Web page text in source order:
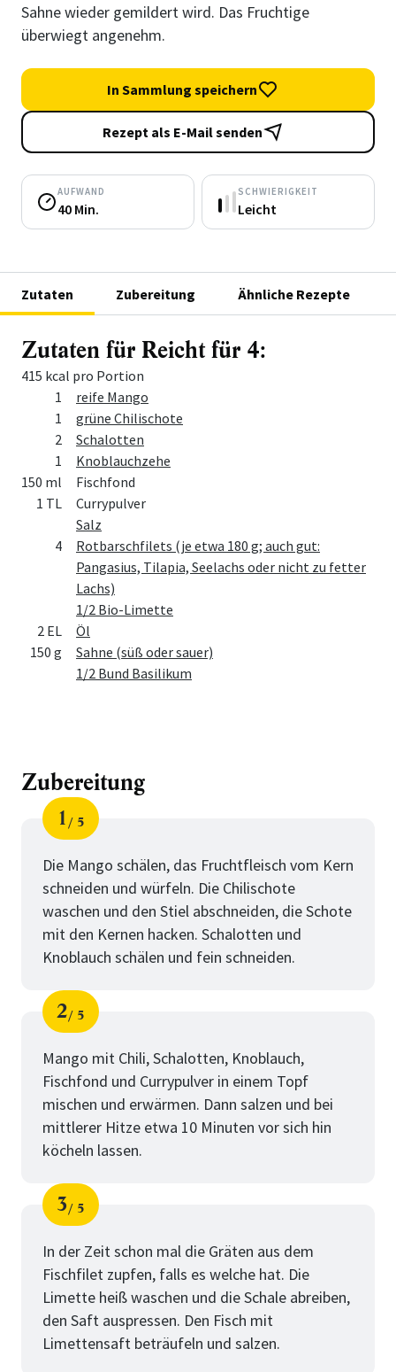
Sahne wieder gemildert wird. Das Fruchtige
überwiegt angenehm.
In Sammlung speichern
Rezept als E-Mail senden
AUFWAND
40 Min.
SCHWIERIGKEIT
Leicht
Zutaten Zubereitung Ähnliche Rezepte
Zutaten für Reicht für 4:
415 kcal pro Portion
Menge Zutat
1
reife Mango
1
grüne Chilischote
2
Schalotten
1
Knoblauchzehe
150 ml
Fischfond
1 TL
Currypulver
Salz
4
Rotbarschfilets (je etwa 180 g; auch gut:
Pangasius, Tilapia, Seelachs oder nicht zu fetter
Lachs)
1/2 Bio-Limette
2 EL
Öl
150 g
Sahne (süß oder sauer)
1/2 Bund Basilikum
Zubereitung
Schritt
1
von
5
Die Mango schälen, das Fruchtfleisch vom Kern
schneiden und würfeln. Die Chilischote
waschen und den Stiel abschneiden, die Schote
mit den Kernen hacken. Schalotten und
Knoblauch schälen und fein schneiden.
Schritt
2
von
5
Mango mit Chili, Schalotten, Knoblauch,
Fischfond und Currypulver in einem Topf
mischen und erwärmen. Dann salzen und bei
mittlerer Hitze etwa 10 Minuten vor sich hin
köcheln lassen.
Schritt
3
von
5
In der Zeit schon mal die Gräten aus dem
Fischfilet zupfen, falls es welche hat. Die
Limette heiß waschen und die Schale abreiben,
den Saft auspressen. Den Fisch mit
Limettensaft beträufeln und salzen.